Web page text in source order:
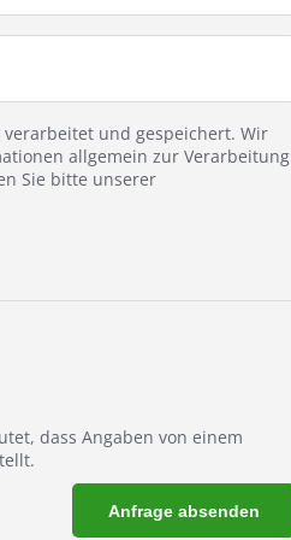
und gespeichert. Wir
allgemein zur Verarbeitung
Sie bitte unserer
dass Angaben von einem